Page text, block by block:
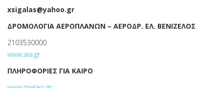
xsigalas@yahoo.gr
ΔΡΟΜΟΛΟΓΙΑ ΑΕΡΟΠΛΑΝΩΝ – ΑΕΡΟΔΡ. ΕΛ. ΒΕΝΙΖΕΛΟΣ
2103530000
www.aia.gr
ΠΛΗΡΟΦΟΡΙΕΣ ΓΙΑ ΚΑΙΡΟ